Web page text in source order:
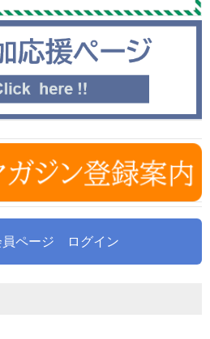
員ページ ログイン